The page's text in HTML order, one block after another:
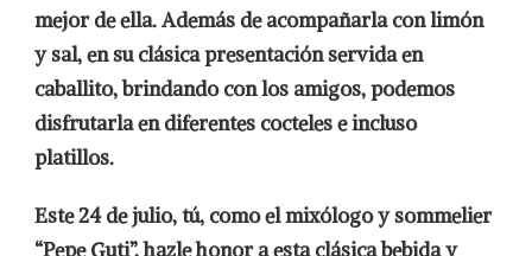
mejor de ella. Además de acompañarla con limón
y sal, en su clásica presentación servida en
caballito, brindando con los amigos, podemos
disfrutarla en diferentes cocteles e incluso
platillos.
Este 24 de julio, tú, como el mixólogo y sommelier
“Pepe Guti”, hazle honor a esta clásica bebida y